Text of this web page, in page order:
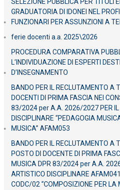
GRADUATORIA DI IDONEI NEL
FUNZIONARI PER ASSUNZIONI A
ferie docenti a.a. 2025\2026
PROCEDURA COMPARATIVA
L’INDIVIDUAZIONE DI ESPERTI
D’INSEGNAMENTO
BANDO PER IL RECLUTAMENTO A
DOCENTI DI PRIMA FASCIA NEI
83/2024 per A.A. 2026/2027 PER IL
DISCIPLINARE “PEDAGOGIA
MUSICA” AFAM053
BANDO PER IL RECLUTAMENTO A
POSTO DI DOCENTE DI PRIMA
MUSICA DPR 83/2024 per A.A.
ARTISTICO DISCIPLINARE
CODC/02 “COMPOSIZIONE PER